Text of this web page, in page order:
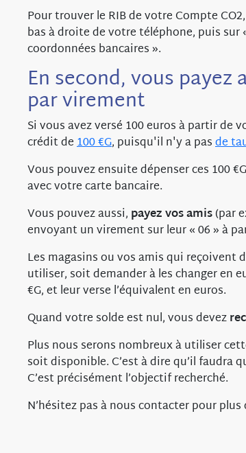
Pour trouver le RIB de votre Compte
bas à droite de votre téléphone, puis
coordonnées bancaires ».
En second, vous
par virement
Si vous avez versé 100 euros à partir de
crédit de100 €G, puisqu'il n'y a pasde
Vous pouvez ensuite dépenser ces 100
avec votre carte bancaire.
Vous pouvez aussi, payez vos amis(par
envoyant un virement sur leur « 06 » à
Les magasins ou vos amis qui reçoivent
utiliser, soit demander à les changer en
€G, et leur verse l’équivalent en euros.
Quand votre solde est nul, vous devez
Plus nous serons nombreux à utiliser
soit disponible. C’est à dire qu’il faudra
C’est précisément l’objectif recherché.
N’hésitez pas à nous contacter pour